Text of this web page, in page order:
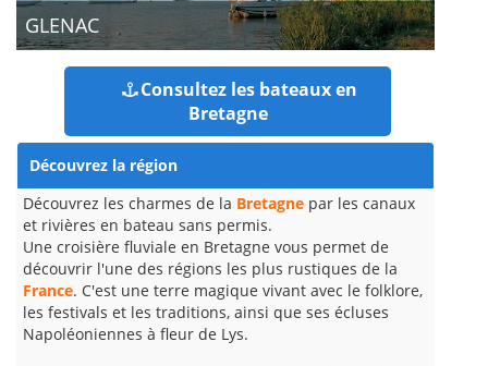
GLENAC
Consultez les bateaux en
Bretagne
Découvrez la région
Découvrez les charmes de la Bretagne par les canaux
et rivières en bateau sans permis.
Une croisière fluviale en Bretagne vous permet de
découvrir l'une des régions les plus rustiques de la
France. C'est une terre magique vivant avec le folklore,
les festivals et les traditions, ainsi que ses écluses
Napoléoniennes à fleur de Lys.